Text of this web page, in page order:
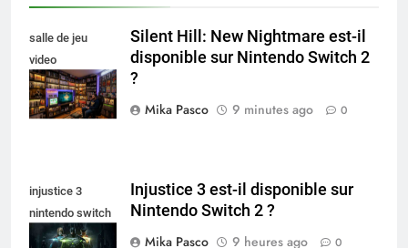
salle de jeu
video
collectionneur
Silent Hill: New Nightmare est-il
disponible sur Nintendo Switch 2
?
Mika Pasco
9 minutes ago 0
injustice 3
nintendo switch
Injustice 3 est-il disponible sur
Nintendo Switch 2 ?
Mika Pasco
9 heures ago 0